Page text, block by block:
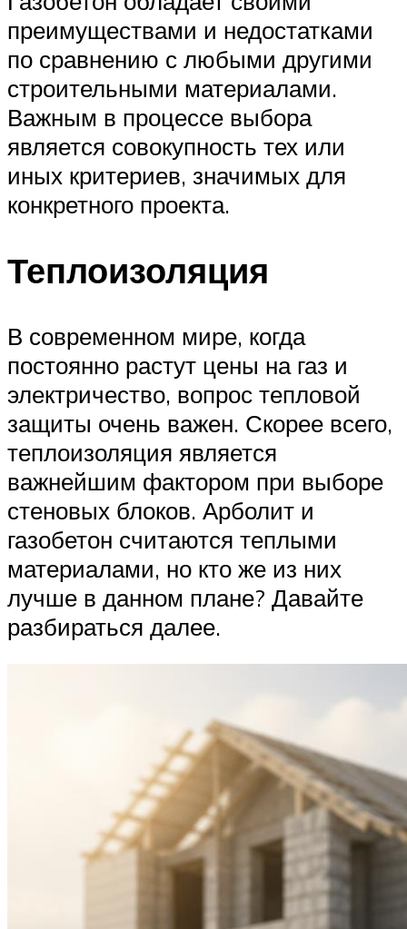
преимуществами и недостатками
по сравнению с любыми другими
строительными материалами.
Важным в процессе выбора
является совокупность тех или
иных критериев, значимых для
конкретного проекта.
Теплоизоляция
В современном мире, когда
постоянно растут цены на газ и
электричество, вопрос тепловой
защиты очень важен. Скорее всего,
теплоизоляция является
важнейшим фактором при выборе
стеновых блоков. Арболит и
газобетон считаются теплыми
материалами, но кто же из них
лучше в данном плане? Давайте
разбираться далее.